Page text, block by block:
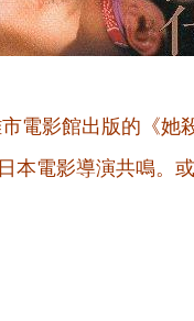
電影館出版的《她
本電影導演共鳴。